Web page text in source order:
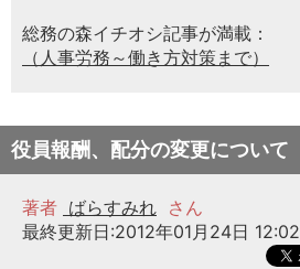
総務の森イチオシ記事が満載：
（人事労務～働き方対策まで）
役員報酬、配分の変更について
著者 ばらすみれ さん
最終更新日:2012年01月24日 12:02